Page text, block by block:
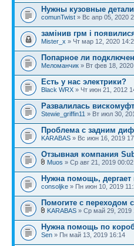
Нужны кузовные
comunTwist » Вс апр 05, 2020
замінив грм і
Mister_x » Чт мар 12, 2020
Попарное ли
Меломанчик » Вт фев 18,
Есть у нас электрики?
Black WRX » Чт июн 21, 2012
Развалилась
Stewie_griffin11 » Вт июл 30,
Проблема с задним
KARABAS » Вс июн 16, 2019
Отзывная компания
Muos » Ср авг 21, 2019 00:02
Нужна помощь,
consoljke » Пн июн 10, 2019
Помогите с переходом
KARABAS » Ср май 29, 2019
Нужна помощь по
Sen » Пн май 13, 2019 16:14